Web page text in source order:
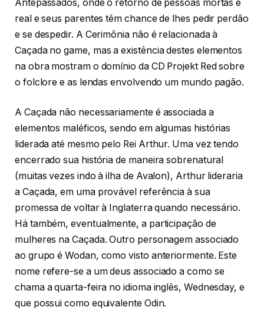
Antepassados, onde o retorno de pessoas mortas é
real e seus parentes têm chance de lhes pedir perdão
e se despedir. A Cerimônia não é relacionada à
Caçada no game, mas a existência destes elementos
na obra mostram o domínio da CD Projekt Red sobre
o folclore e as lendas envolvendo um mundo pagão.
A Caçada não necessariamente é associada a
elementos maléficos, sendo em algumas histórias
liderada até mesmo pelo Rei Arthur. Uma vez tendo
encerrado sua história de maneira sobrenatural
(muitas vezes indo à ilha de Avalon), Arthur lideraria
a Caçada, em uma provável referência à sua
promessa de voltar à Inglaterra quando necessário.
Há também, eventualmente, a participação de
mulheres na Caçada. Outro personagem associado
ao grupo é Wodan, como visto anteriormente. Este
nome refere-se a um deus associado a como se
chama a quarta-feira no idioma inglês, Wednesday, e
que possui como equivalente Odin.